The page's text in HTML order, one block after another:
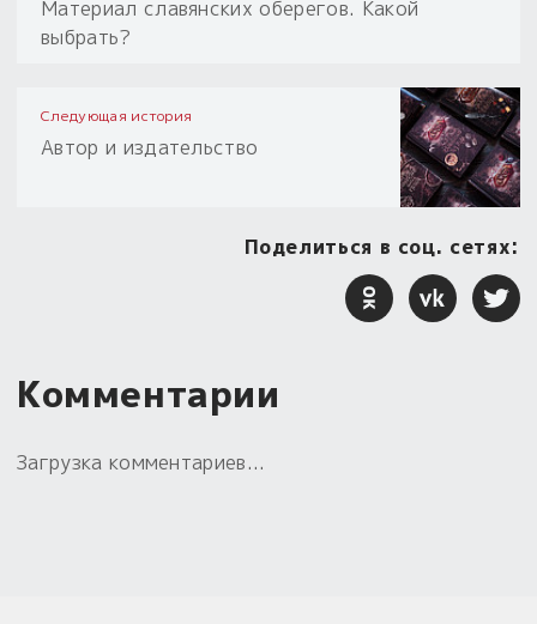
Материал славянских оберегов. Какой
выбрать?
Следующая история
Автор и издательство
Поделиться в соц. сетях:
Комментарии
Загрузка комментариев...